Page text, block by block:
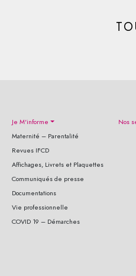
Je M'informe
Maternité – Parentalité
Revues IFCD
Affichages, Livrets et Plaquettes
Communiqués de presse
Documentations
Vie professionnelle
COVID 19 – Démarches
Nos